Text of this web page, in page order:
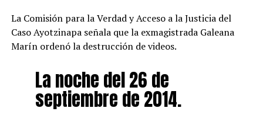
La Comisión para la Verdad y Acceso a la Justicia del
Caso Ayotzinapa señala que la exmagistrada Galeana
Marín ordenó la destrucción de videos.
La noche del 26 de
septiembre de 2014.